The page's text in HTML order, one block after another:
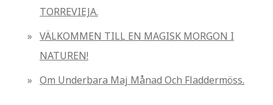
TORREVIEJA.
VÄLKOMMEN TILL EN MAGISK MORGON I
NATUREN!
Om Underbara Maj Månad Och Fladdermöss.